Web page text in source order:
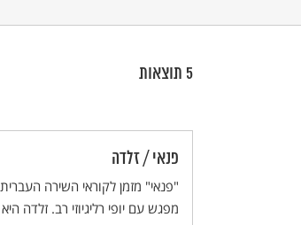
5 תוצאות
פנאי / זלדה
"פנאי" מזמן לקוראי השירה העברית
מפגש עם יופי רליגיוזי רב. זלדה היא